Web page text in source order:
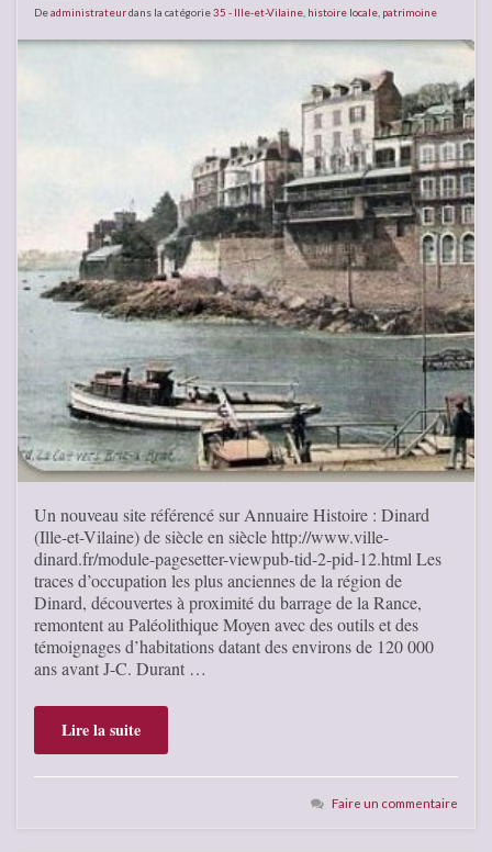
Deadministrateurdans la catégorie35 - Ille-et-Vilaine, histoire locale, patrimoine
Un nouveau site référencé sur Annuaire Histoire : Dinard
(Ille-et-Vilaine) de siècle en siècle http://www.ville-
dinard.fr/module-pagesetter-viewpub-tid-2-pid-12.html Les
traces d’occupation les plus anciennes de la région de
Dinard, découvertes à proximité du barrage de la Rance,
remontent au Paléolithique Moyen avec des outils et des
témoignages d’habitations datant des environs de 120 000
ans avant J-C. Durant …
Lire la suite
Faire un commentaire